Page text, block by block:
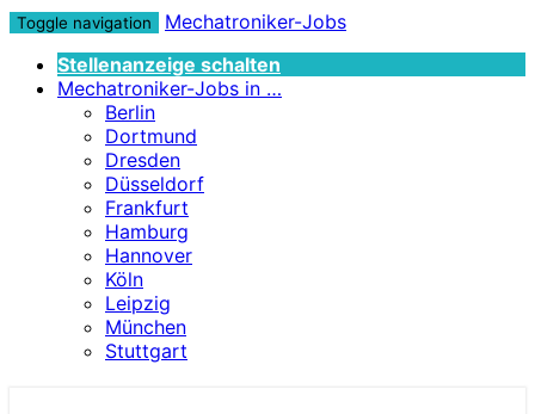
Toggle navigation
Mechatroniker-Jobs
Stellenanzeige schalten
Mechatroniker-Jobs in …
Berlin
Dortmund
Dresden
Düsseldorf
Frankfurt
Hamburg
Hannover
Köln
Leipzig
München
Stuttgart